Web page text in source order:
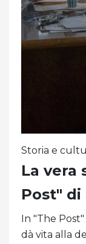
Storia e
La vera
Post" di
In "The
dà vita alla